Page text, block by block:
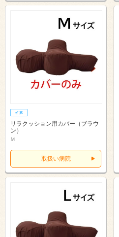
リラクッション用カバー（ブラウ
ン）
Ｍ
取扱い病院